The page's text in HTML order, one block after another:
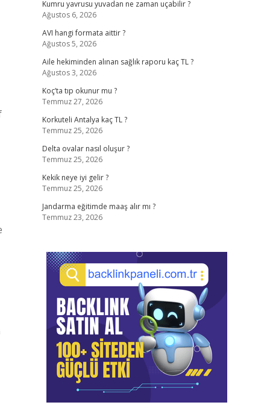
Kumru yavrusu yuvadan ne zaman uçabilir ?
Ağustos 6, 2026
AVI hangi formata aittir ?
Ağustos 5, 2026
Aile hekiminden alınan sağlık raporu kaç TL ?
Ağustos 3, 2026
Koç’ta tıp okunur mu ?
Temmuz 27, 2026
Korkuteli Antalya kaç TL ?
Temmuz 25, 2026
Delta ovalar nasıl oluşur ?
Temmuz 25, 2026
Kekik neye iyi gelir ?
Temmuz 25, 2026
Jandarma eğitimde maaş alır mı ?
Temmuz 23, 2026